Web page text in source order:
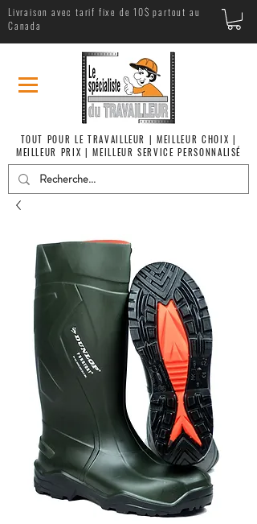
Livraison avec tarif fixe de 10$ partout au
Canada
TOUT POUR LE TRAVAILLEUR | MEILLEUR CHOIX |
MEILLEUR PRIX | MEILLEUR SERVICE PERSONNALISÉ